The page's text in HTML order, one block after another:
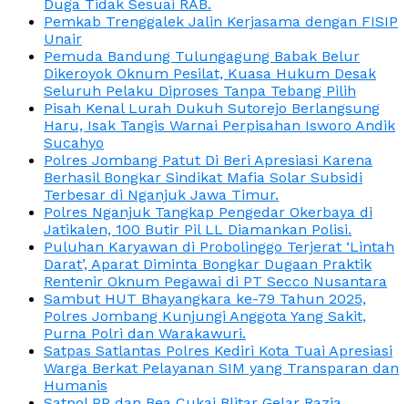
Duga Tidak Sesuai RAB.
Pemkab Trenggalek Jalin Kerjasama dengan FISIP
Unair
Pemuda Bandung Tulungagung Babak Belur
Dikeroyok Oknum Pesilat, Kuasa Hukum Desak
Seluruh Pelaku Diproses Tanpa Tebang Pilih
Pisah Kenal Lurah Dukuh Sutorejo Berlangsung
Haru, Isak Tangis Warnai Perpisahan Isworo Andik
Sucahyo
Polres Jombang Patut Di Beri Apresiasi Karena
Berhasil Bongkar Sindikat Mafia Solar Subsidi
Terbesar di Nganjuk Jawa Timur.
Polres Nganjuk Tangkap Pengedar Okerbaya di
Jatikalen, 100 Butir Pil LL Diamankan Polisi.
Puluhan Karyawan di Probolinggo Terjerat ‘Lintah
Darat’, Aparat Diminta Bongkar Dugaan Praktik
Rentenir Oknum Pegawai di PT Secco Nusantara
Sambut HUT Bhayangkara ke-79 Tahun 2025,
Polres Jombang Kunjungi Anggota Yang Sakit,
Purna Polri dan Warakawuri.
Satpas Satlantas Polres Kediri Kota Tuai Apresiasi
Warga Berkat Pelayanan SIM yang Transparan dan
Humanis